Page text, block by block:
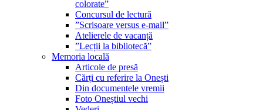
colorate”
Concursul de lectură
”Scrisoare versus e-mail”
Atelierele de vacanță
”Lecții la bibliotecă”
Memoria locală
Articole de presă
Cărți cu referire la Onești
Din documentele vremii
Foto Oneștiul vechi